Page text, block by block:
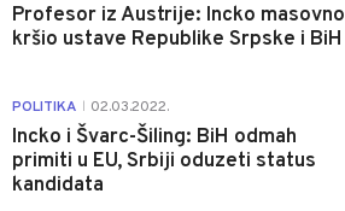
Profesor iz Austrije: Incko masovno
kršio ustave Republike Srpske i BiH
POLITIKA 02.03.2022.
Incko i Švarc-Šiling: BiH odmah
primiti u EU, Srbiji oduzeti status
kandidata